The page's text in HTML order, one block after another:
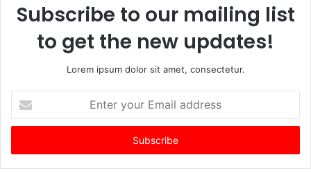
Subscribe to our mailing list
to get the new updates!
Lorem ipsum dolor sit amet, consectetur.
your
Email